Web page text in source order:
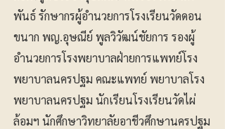
พันธ์ รักษากรผู้อำนวยการโรงเรียนวัดดอน
ขนาก พญ.อุษณีย์ พูลวิวัฒน์ชัยการ รองผู้
อำนวยการโรงพยาบาลฝ่ายการแพทย์โรง
พยาบาลนครปฐม คณะแพทย์ พยาบาลโรง
พยาบาลนครปฐม นักเรียนโรงเรียนวัดไผ่
ล้อมฯ นักศึกษาวิทยาลัยอาชีวศึกษานครปฐม